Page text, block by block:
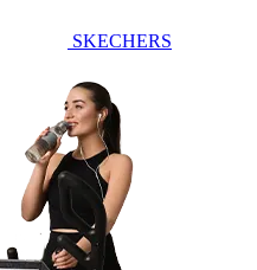
SKECHERS